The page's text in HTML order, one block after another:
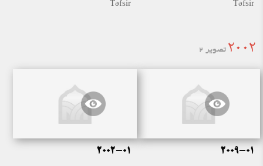
Təfsir
Təfsir
تصویر 2
2009-01
2002-01